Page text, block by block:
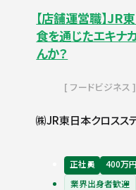
【店舗運営職】JR
食を通じたエキナ
んか？
フードビジネス
㈱JR東日本クロスス
正社員 400万
業界出身者歓迎